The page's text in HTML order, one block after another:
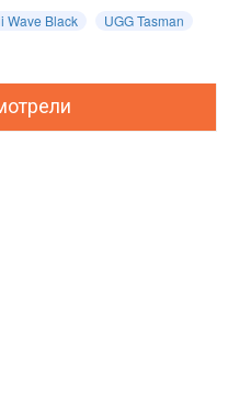
Wave Black UGG Tasman